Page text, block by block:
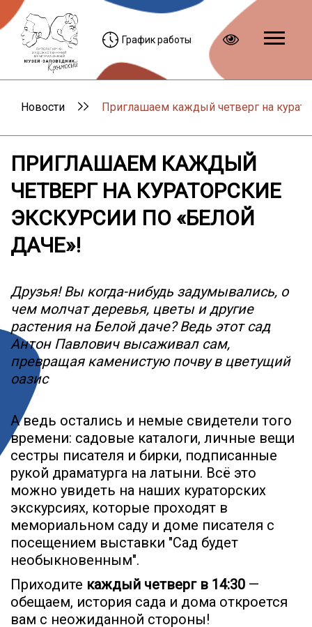
График работы
Новости Приглашаем каждый четверг на
ПРИГЛАШАЕМ КАЖДЫЙ
ЧЕТВЕРГ НА КУРАТОРСКИЕ
ЭКСКУРСИИ ПО «БЕЛОЙ
ДАЧЕ»!
Друзья! Вы когда-нибудь задумывались, о
чем молчат деревья, цветы и другие
растения на Белой даче? Ведь этот сад
Антон Павлович высаживал сам,
превращая каменистую почву в цветущий
оазис
А ведь остались и немые свидетели того
времени: садовые каталоги, личные вещи
сестры писателя и бирки, подписанные
рукой драматурга на латыни. Всё это
можно увидеть на наших кураторских
экскурсиях, которые проходят в
мемориальном саду и доме писателя с
посещением выставки "Сад будет
необыкновенным".
Приходите каждый четверг в 14:30 —
обещаем, история сада и дома откроется
вам с неожиданной стороны!